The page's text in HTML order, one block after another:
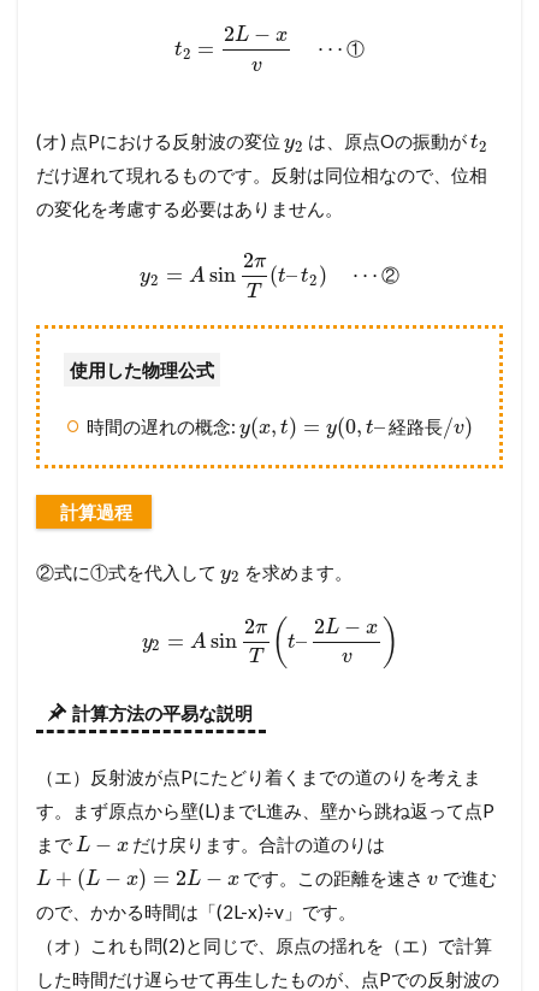
t2 =
2L − x
v
⋯ ①
(オ) 点Pにおける反射波の変位 y2 は、原点Oの振動がt2
だけ遅れて現れるものです。反射は同位相なので、位相
の変化を考慮する必要はありません。
y2 = A sin
2π
T
(t–t2 ) ⋯ ②
使用した物理公式
時間の遅れの概念: y(x, t) = y(0, t–経路長/v)
計算過程
②式に①式を代入して y2 を求めます。
y2 = A sin
2π
T
( t–
2L − x
v
)
計算方法の平易な説明
（エ）反射波が点Pにたどり着くまでの道のりを考えま
す。まず原点から壁(L)までL進み、壁から跳ね返って点P
までL − x だけ戻ります。合計の道のりは
L + (L − x) = 2L − x です。この距離を速さv で進む
ので、かかる時間は「(2L-x)÷v」です。
（オ）これも問(2)と同じで、原点の揺れを（エ）で計算
した時間だけ遅らせて再生したものが、点Pでの反射波の